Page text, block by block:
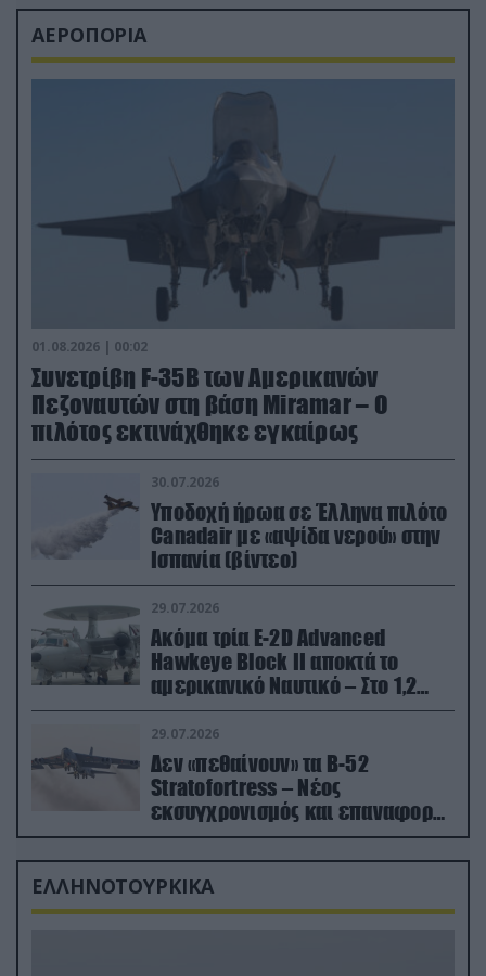
ΑΕΡΟΠΟΡΙΑ
01.08.2026 | 00:02
Συνετρίβη F-35B των Αμερικανών
Πεζοναυτών στη βάση Miramar – Ο
πιλότος εκτινάχθηκε εγκαίρως
30.07.2026
Υποδοχή ήρωα σε Έλληνα πιλότο
Canadair με «αψίδα νερού» στην
Ισπανία (βίντεο)
29.07.2026
Ακόμα τρία E-2D Advanced
Hawkeye Block II αποκτά το
αμερικανικό Ναυτικό – Στο 1,2
δισ.δολάρια το κόστος
29.07.2026
Δεν «πεθαίνουν» τα Β-52
Stratofortress – Νέος
εκσυγχρονισμός και επαναφορά
από τα «νεκροταφεία»
ΕΛΛΗΝΟΤΟΥΡΚΙΚΑ